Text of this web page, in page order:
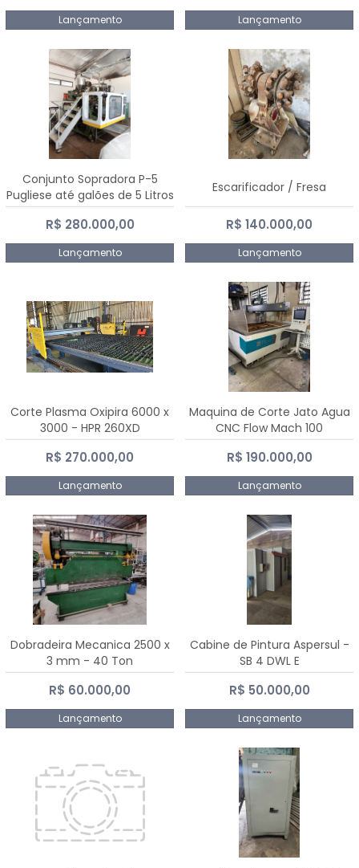
Lançamento Lançamento
Conjunto Sopradora P-5
Pugliese até galões de 5 Litros
R$ 280.000,00
Lançamento
Escarificador / Fresa
R$ 140.000,00
Lançamento
Corte Plasma Oxipira 6000 x
3000 - HPR 260XD
R$ 270.000,00
Lançamento
Maquina de Corte Jato Agua
CNC Flow Mach 100
R$ 190.000,00
Lançamento
Dobradeira Mecanica 2500 x
3 mm - 40 Ton
R$ 60.000,00
Lançamento
Cabine de Pintura Aspersul -
SB 4 DWL E
R$ 50.000,00
Lançamento